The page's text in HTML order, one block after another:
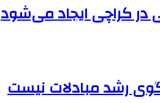
در کراچی ایجاد می‌شود
رشد مبادلات نیست